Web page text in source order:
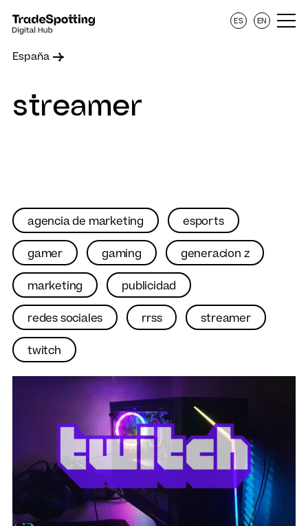
España
ES EN
streamer
agencia de marketing esports
gamer gaming generacion z
marketing publicidad
redes sociales rrss streamer
twitch